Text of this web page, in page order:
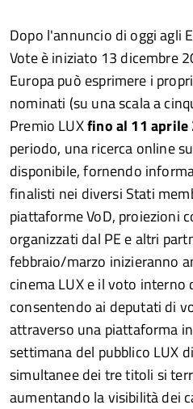
Dopo l'annuncio di oggi agli
Vote è iniziato 13 dicembre
Europa può esprimere i
nominati (su una scala a
Premio LUXfino al 11 aprile
periodo, una ricerca online su
disponibile, fornendo
finalisti nei diversi Stati
piattaforme VoD, proiezioni
organizzati dal PE e altri
febbraio/marzo inizieranno
cinema LUX e il voto interno
consentendo ai deputati di
attraverso una piattaforma
settimana del pubblico LUX
simultanee dei tre titoli si
aumentando la visibilità dei